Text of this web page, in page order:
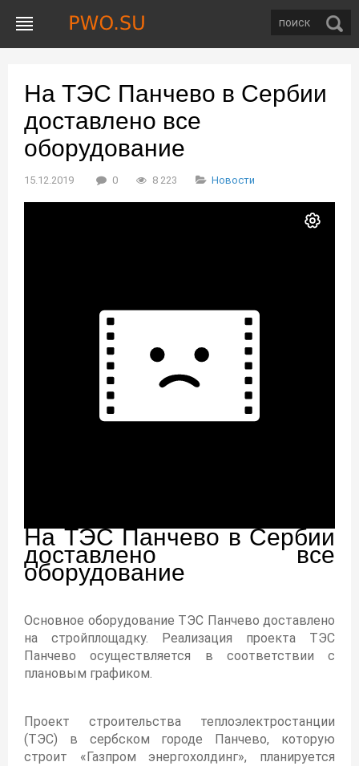
На ТЭС Панчево в Сербии
доставлено все
оборудование
15.12.2019 0 8 223 Новости
На ТЭС Панчево в Сербии
доставлено все
оборудование
Основное оборудование ТЭС Панчево доставлено
на стройплощадку. Реализация проекта ТЭС
Панчево осуществляется в соответствии с
плановым графиком.
Проект строительства теплоэлектростанции
(ТЭС) в сербском городе Панчево, которую
строит «Газпром энергохолдинг», планируется